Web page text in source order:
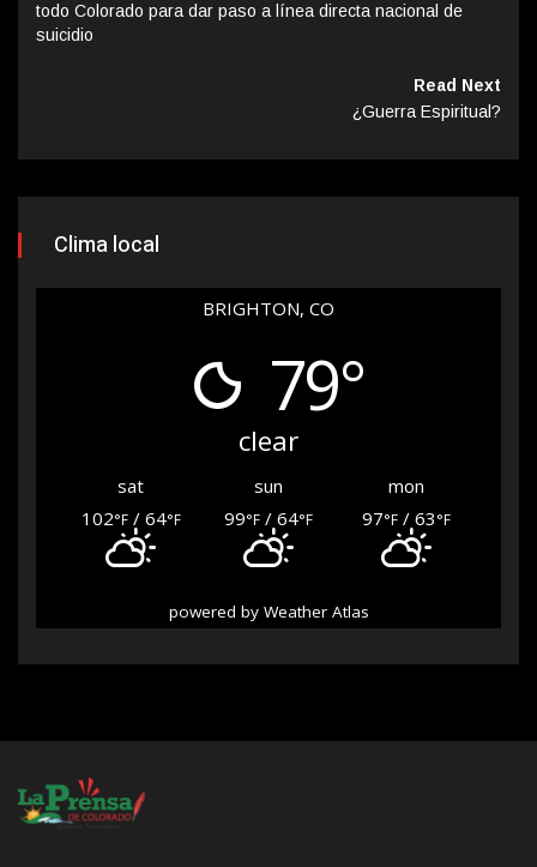
todo Colorado para dar paso a línea directa nacional de
suicidio
Read Next
¿Guerra Espiritual?
Clima local
BRIGHTON, CO
79°
clear
sat sun
mon
102°F/ 64°F 99°F/ 64°F 97°F/ 63°F
powered by Weather Atlas